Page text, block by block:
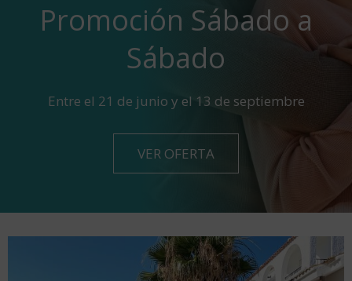
Promoción Sábado a
Sábado
Entre el 21 de junio y el 13 de septiembre
VER OFERTA